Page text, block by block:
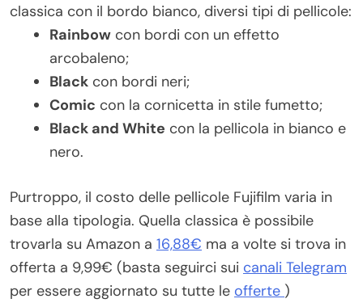
classica con il bordo bianco, diversi tipi di pellicole:
Rainbow con bordi con un effetto
arcobaleno;
Black con bordi neri;
Comic con la cornicetta in stile fumetto;
Black and White con la pellicola in bianco e
nero.
Purtroppo, il costo delle pellicole Fujifilm varia in
base alla tipologia. Quella classica è possibile
trovarla su Amazon a 16,88€ ma a volte si trova in
offerta a 9,99€ (basta seguirci sui canali Telegram
per essere aggiornato su tutte le offerte )